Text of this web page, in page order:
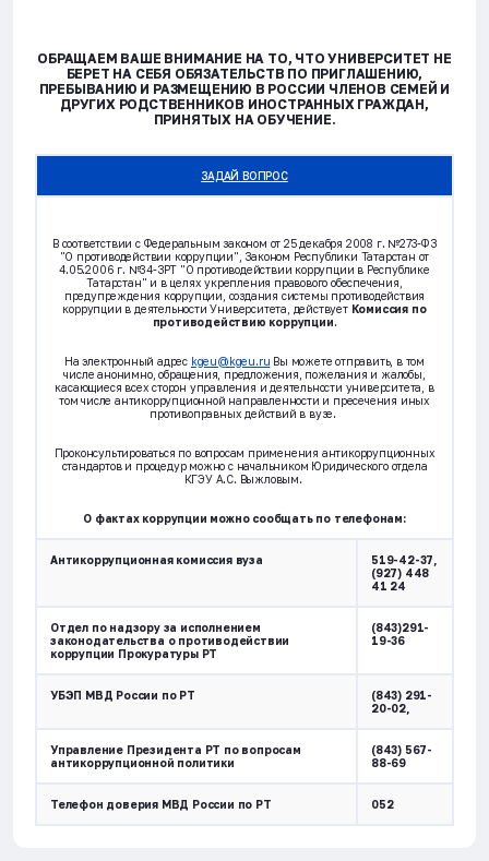
ОБРАЩАЕМ ВАШЕ ВНИМАНИЕ НА ТО, ЧТО УНИВЕРСИТЕТ НЕ
БЕРЕТ НА СЕБЯ ОБЯЗАТЕЛЬСТВ ПО ПРИГЛАШЕНИЮ,
ПРЕБЫВАНИЮ И РАЗМЕЩЕНИЮ В РОССИИ ЧЛЕНОВ СЕМЕЙ И
ДРУГИХ РОДСТВЕННИКОВ ИНОСТРАННЫХ ГРАЖДАН,
ПРИНЯТЫХ НА ОБУЧЕНИЕ.
ЗАДАЙ ВОПРОС
В соответствии с Федеральным законом от 25 декабря 2008 г. №273-ФЗ
"О противодействии коррупции", Законом Республики Татарстан от
4.05.2006 г. №34-ЗРТ "О противодействии коррупции в Республике
Татарстан" и в целях укрепления правового обеспечения,
предупреждения коррупции, создания системы противодействия
коррупции в деятельности Университета, действует Комиссия по
противодействию коррупции.
На электронный адрес kgeu@kgeu.ru Вы можете отправить, в том
числе анонимно, обращения, предложения, пожелания и жалобы,
касающиеся всех сторон управления и деятельности университета, в
том числе антикоррупционной направленности и пресечения иных
противоправных действий в вузе.
Проконсультироваться по вопросам применения антикоррупционных
стандартов и процедур можно с начальником Юридического отдела
КГЭУ А.С. Выжловым.
О фактах коррупции можно сообщать по телефонам:
Антикоррупционная комиссия вуза
519-42-37,
(927) 448
41 24
Отдел по надзору за исполнением
законодательства о противодействии
коррупции Прокуратуры РТ
(843)291-
19-36
УБЭП МВД России по РТ
(843) 291-
20-02,
Управление Президента РТ по вопросам
антикоррупционной политики
(843) 567-
88-69
Телефон доверия МВД России по РТ 052